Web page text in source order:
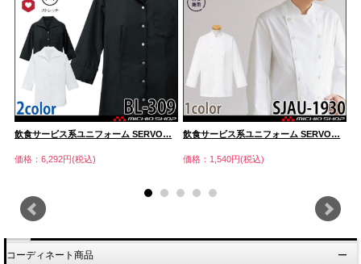
飲食サービス系ユニフォーム SERVO…
価格：6,292円(税込)
飲食サービス系ユニフォーム SERVO…
価格：1,540円(税込)
コーディネート商品